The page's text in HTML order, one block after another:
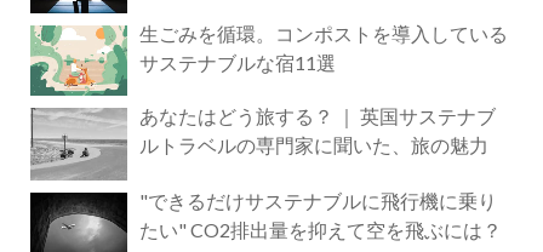
生ごみを循環。コンポストを導入している
サステナブルな宿11選
あなたはどう旅する？ ｜ 英国サステナブ
ルトラベルの専門家に聞いた、旅の魅力
"できるだけサステナブルに飛行機に乗り
たい" CO2排出量を抑えて空を飛ぶには？